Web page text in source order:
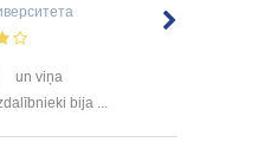
un viņa
bija ...